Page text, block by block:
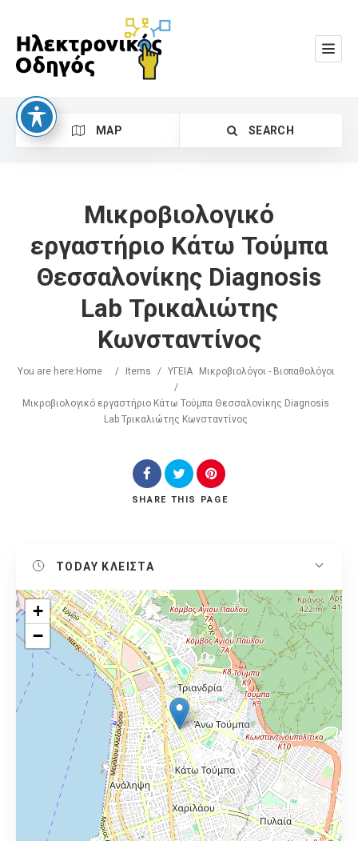
MAP SEARCH
Search
Μικροβιολογικό
εργαστήριο Κάτω Τούμπα
Θεσσαλονίκης Diagnosis
Lab Τρικαλιώτης
Κωνσταντίνος
You are here: Home / Items / ΥΓΕΙΑ
Μικροβιολόγοι - Βιοπαθολόγοι
/
Μικροβιολογικό εργαστήριο Κάτω Τούμπα Θεσσαλονίκης Diagnosis
Lab Τρικαλιώτης Κωνσταντίνος
SHARE THIS PAGE
TODAY ΚΛΕΙΣΤΑ
+
−